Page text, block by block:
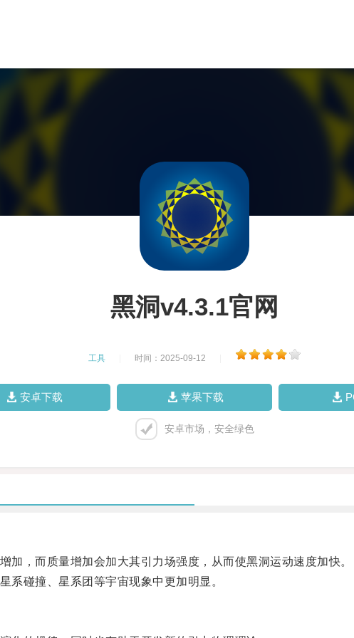
黑洞v4.3.1官网
工具 时间：2025-09-12
安卓下载 苹果下载
安卓市场，安全绿色
，而质量增加会加大其引力场强度，从而使黑洞运动速度加快。
碰撞、星系团等宇宙现象中更加明显。